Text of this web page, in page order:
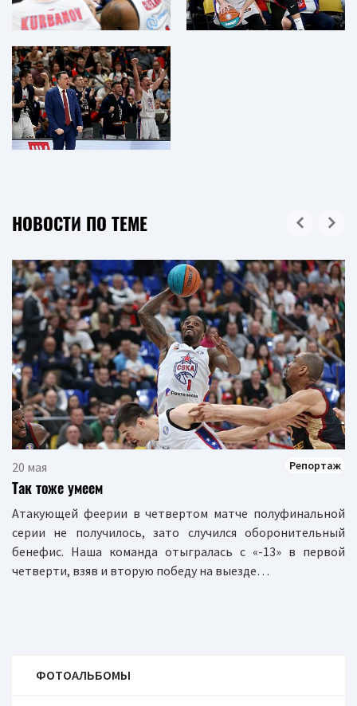
НОВОСТИ ПО ТЕМЕ
20 мая Репортаж
Так тоже умеем
Атакующей феерии в четвертом матче полуфинальной
серии не получилось, зато случился оборонительный
бенефис. Наша команда отыгралась с «-13» в первой
четверти, взяв и вторую победу на выезде…
ФОТОАЛЬБОМЫ